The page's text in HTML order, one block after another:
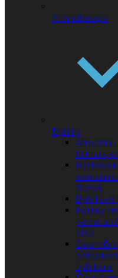
Aromaterapia
Bylinky
tinktúra,
Bachova
esencia
šípová
Bylinkové
Bylinky
pevné a
prsia
Celoročná
bylinkami